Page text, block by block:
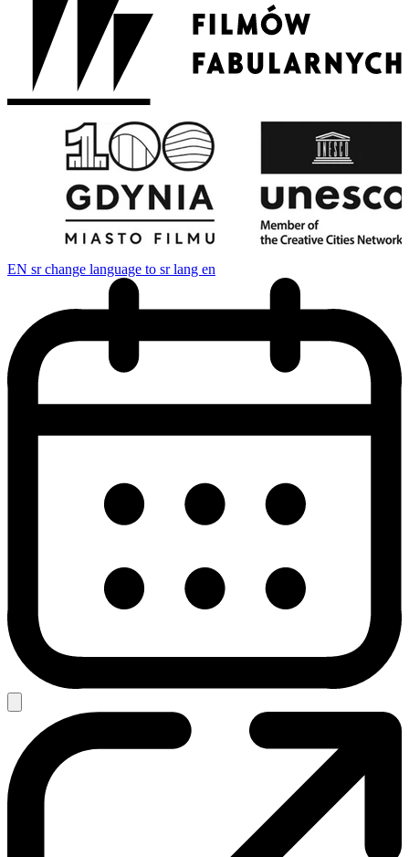
EN sr change language to sr lang en